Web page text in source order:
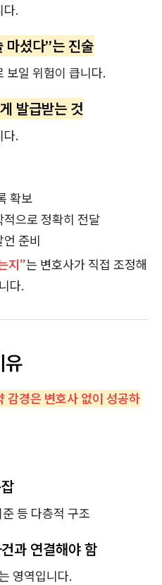
다.
마셨다”는 진술
보일 위험이 큽니다.
발급받는 것
다.
확보
으로 정확히 전달
준비
지”는 변호사가 직접 조정해
다.
유
감경은 변호사 없이 성공하
등 다층적 구조
과 연결해야 함
영역입니다.